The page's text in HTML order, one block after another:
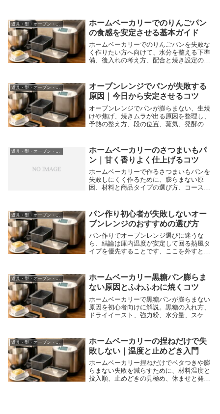
道具・型・オーブン・ホームベーカリー
ホームベーカリーでのりんごパン
の食感を安定させる基本ガイド
ホームベーカリーでのりんごパンを失敗な
く作りたい方へ向けて、水分を整える下準
備、後入れの考え方、配合と焼き設定の見
道具・型・オーブン・ホームベーカリー
オーブンレンジでパンが失敗する
原因｜今日から安定させるコツ
オーブンレンジでパンが膨らまない、生焼
けや焦げ、焼きムラが出る原因を整理し、
予熱の整え方、段の位置、蒸気、発酵の見
道具・型・オーブン・ホームベーカリー
ホームベーカリーのさつまいもパ
ン｜甘く香りよく仕上げるコツ
ホームベーカリーで作るさつまいもパンを
失敗しにくく作るために、膨らまない原
因、材料と商品タイプの選び方、コース設
道具・型・オーブン・ホームベーカリー
パン作り初心者が失敗しないオー
ブンレンジのおすすめの選び方
パン作りでオーブンレンジ選びに迷うな
ら、結論は庫内温度が安定して回る熱風タ
イプを優先することです、ここを外すと焼
ない原因を道具側から潰すと、同じレシピ
でも再現性が上...
道具・型・オーブン・ホームベーカリー
ホームベーカリー黒糖パン膨らま
ない原因とふわふわに焼くコツ
ホームベーカリーで黒糖パンが膨らまない
原因を初心者向けに解説。黒糖の入れ方、
ドライイースト、強力粉、水分量、スケー
道具・型・オーブン・ホームベーカリー
ホームベーカリーの捏ねだけで失
敗しない｜温度と止めどき入門
ホームベーカリー捏ねだけでベタつきや膨
らまない失敗を減らすために、材料温度と
投入順、止めどきの見極め、休ませと発酵